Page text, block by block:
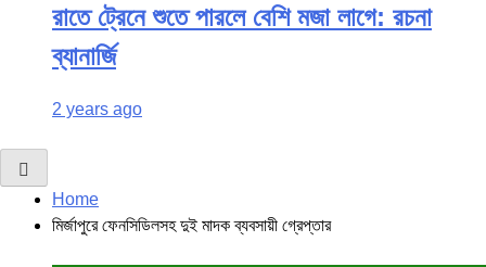
রাতে ট্রেনে শুতে পারলে বেশি মজা লাগে: রচনা
ব্যানার্জি
2 years ago
Home
মির্জাপুরে ফেনসিডিলসহ দুই মাদক ব্যবসায়ী গ্রেপ্তার